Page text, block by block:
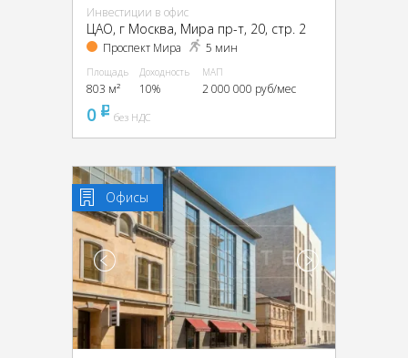
Инвестиции в офис
ЦАО, г Москва, Мира пр-т, 20, стр. 2
Проспект Мира 5 мин
Площадь
803 м²
Доходность
10%
МАП
2 000 000 руб/мес
0 pуббез НДС
Офисы